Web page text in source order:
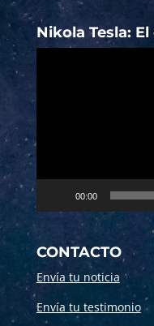
Nikola Tesla:
00:00
CONTACTO
Envía tu noticia
Envía tu testimonio